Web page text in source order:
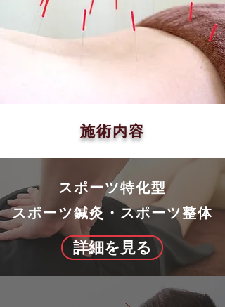
施術内容
​スポーツ特化型
​スポーツ鍼灸・スポーツ整体
詳細を見る